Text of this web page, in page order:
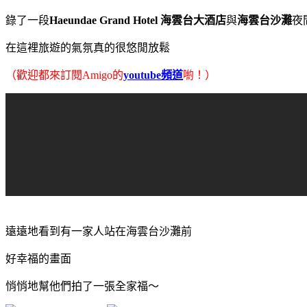
錄了一段Haeundae Grand Hotel 海雲台大酒店與海雲台沙灘夜
在這裡旅遊的氣氛真的很悠閒放鬆
（歡迎都來訂閱Amigo的youtube頻道喲！）
遠遠地看到有一家人站在海雲台沙灘前
好幸福的畫面
悄悄地幫他們拍了一張全家福～